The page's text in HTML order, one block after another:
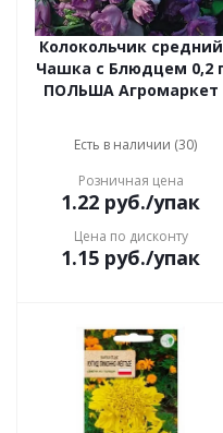
Колокольчик средний
Чашка с Блюдцем 0,2 г
ПОЛЬША Агромаркет
Есть в наличии (30)
Розничная цена
1.22 руб./упак
Цена по дисконту
1.15 руб./упак